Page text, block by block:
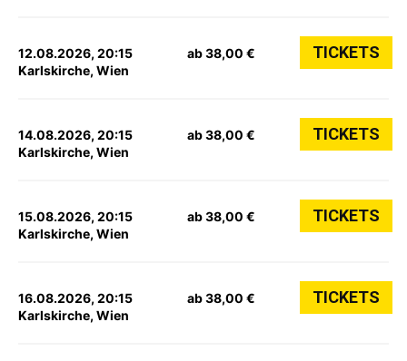
12.08.2026, 20:15
Karlskirche, Wien
ab 38,00 € TICKETS
14.08.2026, 20:15
Karlskirche, Wien
ab 38,00 € TICKETS
15.08.2026, 20:15
Karlskirche, Wien
ab 38,00 € TICKETS
16.08.2026, 20:15
Karlskirche, Wien
ab 38,00 € TICKETS